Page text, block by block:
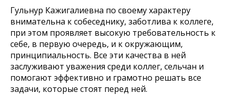
Гульнур Кажигалиевна по своему характеру
внимательна к собеседнику, заботлива к коллеге,
при этом проявляет высокую требовательность к
себе, в первую очередь, и к окружающим,
принципиальность. Все эти качества в ней
заслуживают уважения среди коллег, сельчан и
помогают эффективно и грамотно решать все
задачи, которые стоят перед ней.